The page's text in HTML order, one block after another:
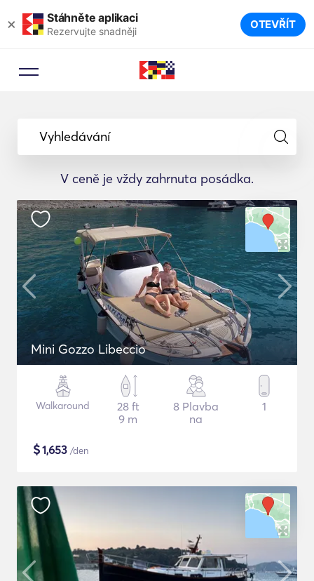
× Stáhněte aplikaci
Rezervujte snadněji OTEVŘÍT
Vyhledávání
V ceně je vždy zahrnuta posádka.
Mini Gozzo Libeccio
Walkaround
28 ft
9 m
8 Plavba
na
1
$1,653 /den